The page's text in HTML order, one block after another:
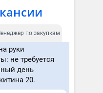
по закупкам
руки
не требуется
день
20.